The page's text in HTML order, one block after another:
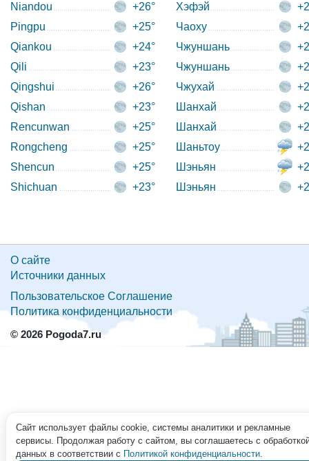
Niandou
+26°
Pingpu
+25°
Qiankou
+24°
Qili
+23°
Qingshui
+26°
Qishan
+23°
Rencunwan
+25°
Rongcheng
+25°
Shencun
+25°
Shichuan
+23°
Хэфэй
Чаоху
Чжуншань
Чжуншань
Чжухай
Шанхай
Шанхай
Шаньтоу
Шэньян
Шэньян
О сайте
Источники данных
Пользовательское Соглашение
Политика конфиденциальности
© 2026 Pogoda7.ru
Сайт использует файлы cookie, системы аналитики и рекламные
сервисы. Продолжая работу с сайтом, вы соглашаетесь с
данных в соответствии с Политикой конфиденциальности.